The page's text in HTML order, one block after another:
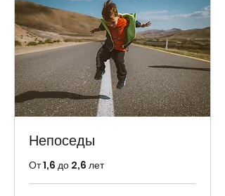
Непоседы
От 1,6 до 2,6 лет